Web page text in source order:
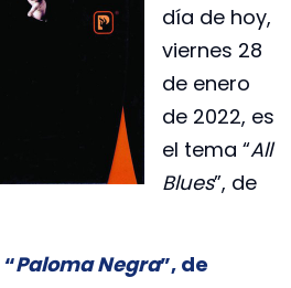
día de hoy,
viernes 28
de enero
de 2022, es
el tema “All
Blues”, de
“Paloma Negra”, de